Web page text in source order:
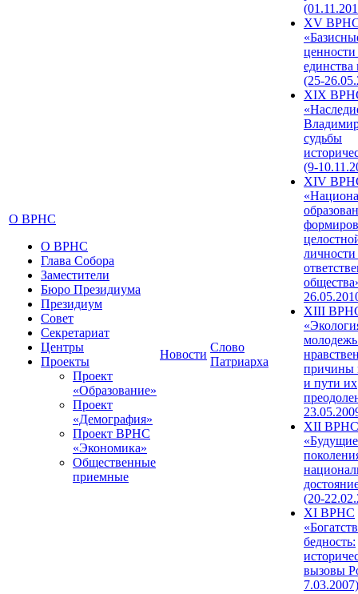
О ВРНС
О ВРНС
Глава Собора
Заместители
Бюро Президиума
Президиум
Совет
Секретариат
Центры
Проекты
Проект
«Образование»
Проект
«Демография»
Проект ВРНС
«Экономика»
Общественные
приемные
Новости
Слово
Патриарха
XV
единства
(25-
XIX
судьбы
(9-
XIV
XIII
причины
и пути их
XII ВРНС
«Будущие
(20-
XI ВРНС
бедность:
вызовы
7.03.2007)